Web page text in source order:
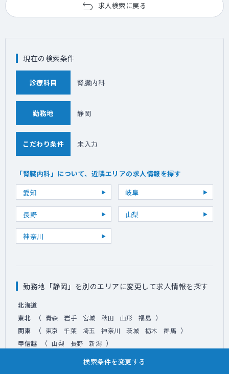
求人検索に戻る
検索条件を変更する
現在の検索条件
診療科目 腎臓内科
勤務地 静岡
こだわり条件 未入力
「腎臓内科」について、近隣エリアの求人情報を探す
愛知
岐阜
長野 山梨
神奈川
勤務地「静岡」を別のエリアに変更して求人情報を探す
北海道
東北
（ 青森 岩手 宮城 秋田 山形 福島 ）
関東 （ 東京 千葉 埼玉 神奈川 茨城 栃木 群馬 ）
甲信越 （ 山梨 長野 新潟 ）